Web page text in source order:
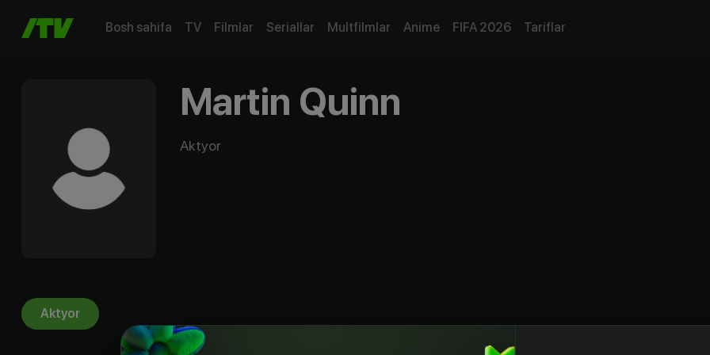
Bosh sahifa TV Filmlar Seriallar Multfilmlar Anime FIFA 2026 Tariflar
Martin Quinn
Aktyor
Aktyor